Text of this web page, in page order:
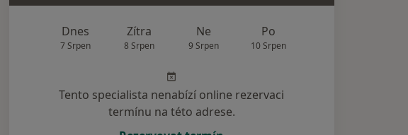
Dnes
7 Srpen
Zítra
8 Srpen
Ne
9 Srpen
Po
10 Srpen
Tento specialista nenabízí online rezervaci
termínu na této adrese.